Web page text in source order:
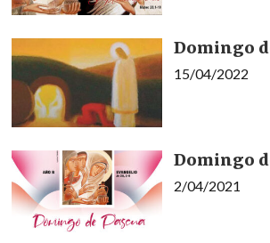
Domingo
15/04/2022
Domingo
2/04/2021